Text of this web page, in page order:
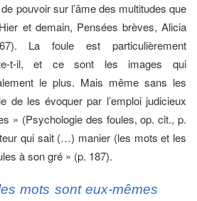
pouvoir sur l’âme des multitudes que
et demain, Pensées brèves, Alicia
La foule est particulièrement
t-il, et ce sont les images qui
le plus. Mais même sans les
de les évoquer par l’emploi judicieux
» (Psychologie des foules, op. cit., p.
qui sait (…) manier (les mots et les
à son gré » (p. 187).
mots sont eux-mêmes